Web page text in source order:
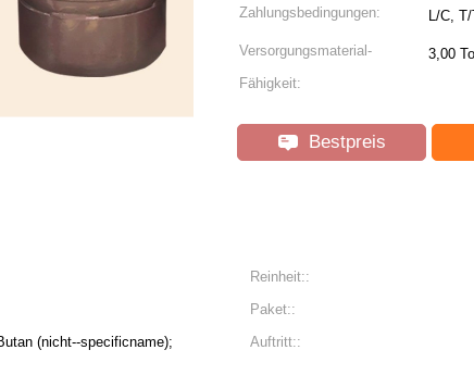
Zahlungsbedingungen: L/C,
Versorgungsmaterial-
Fähigkeit:
3,00
Bestpreis
Reinheit::
Paket::
(nicht--specificname);
Auftritt::